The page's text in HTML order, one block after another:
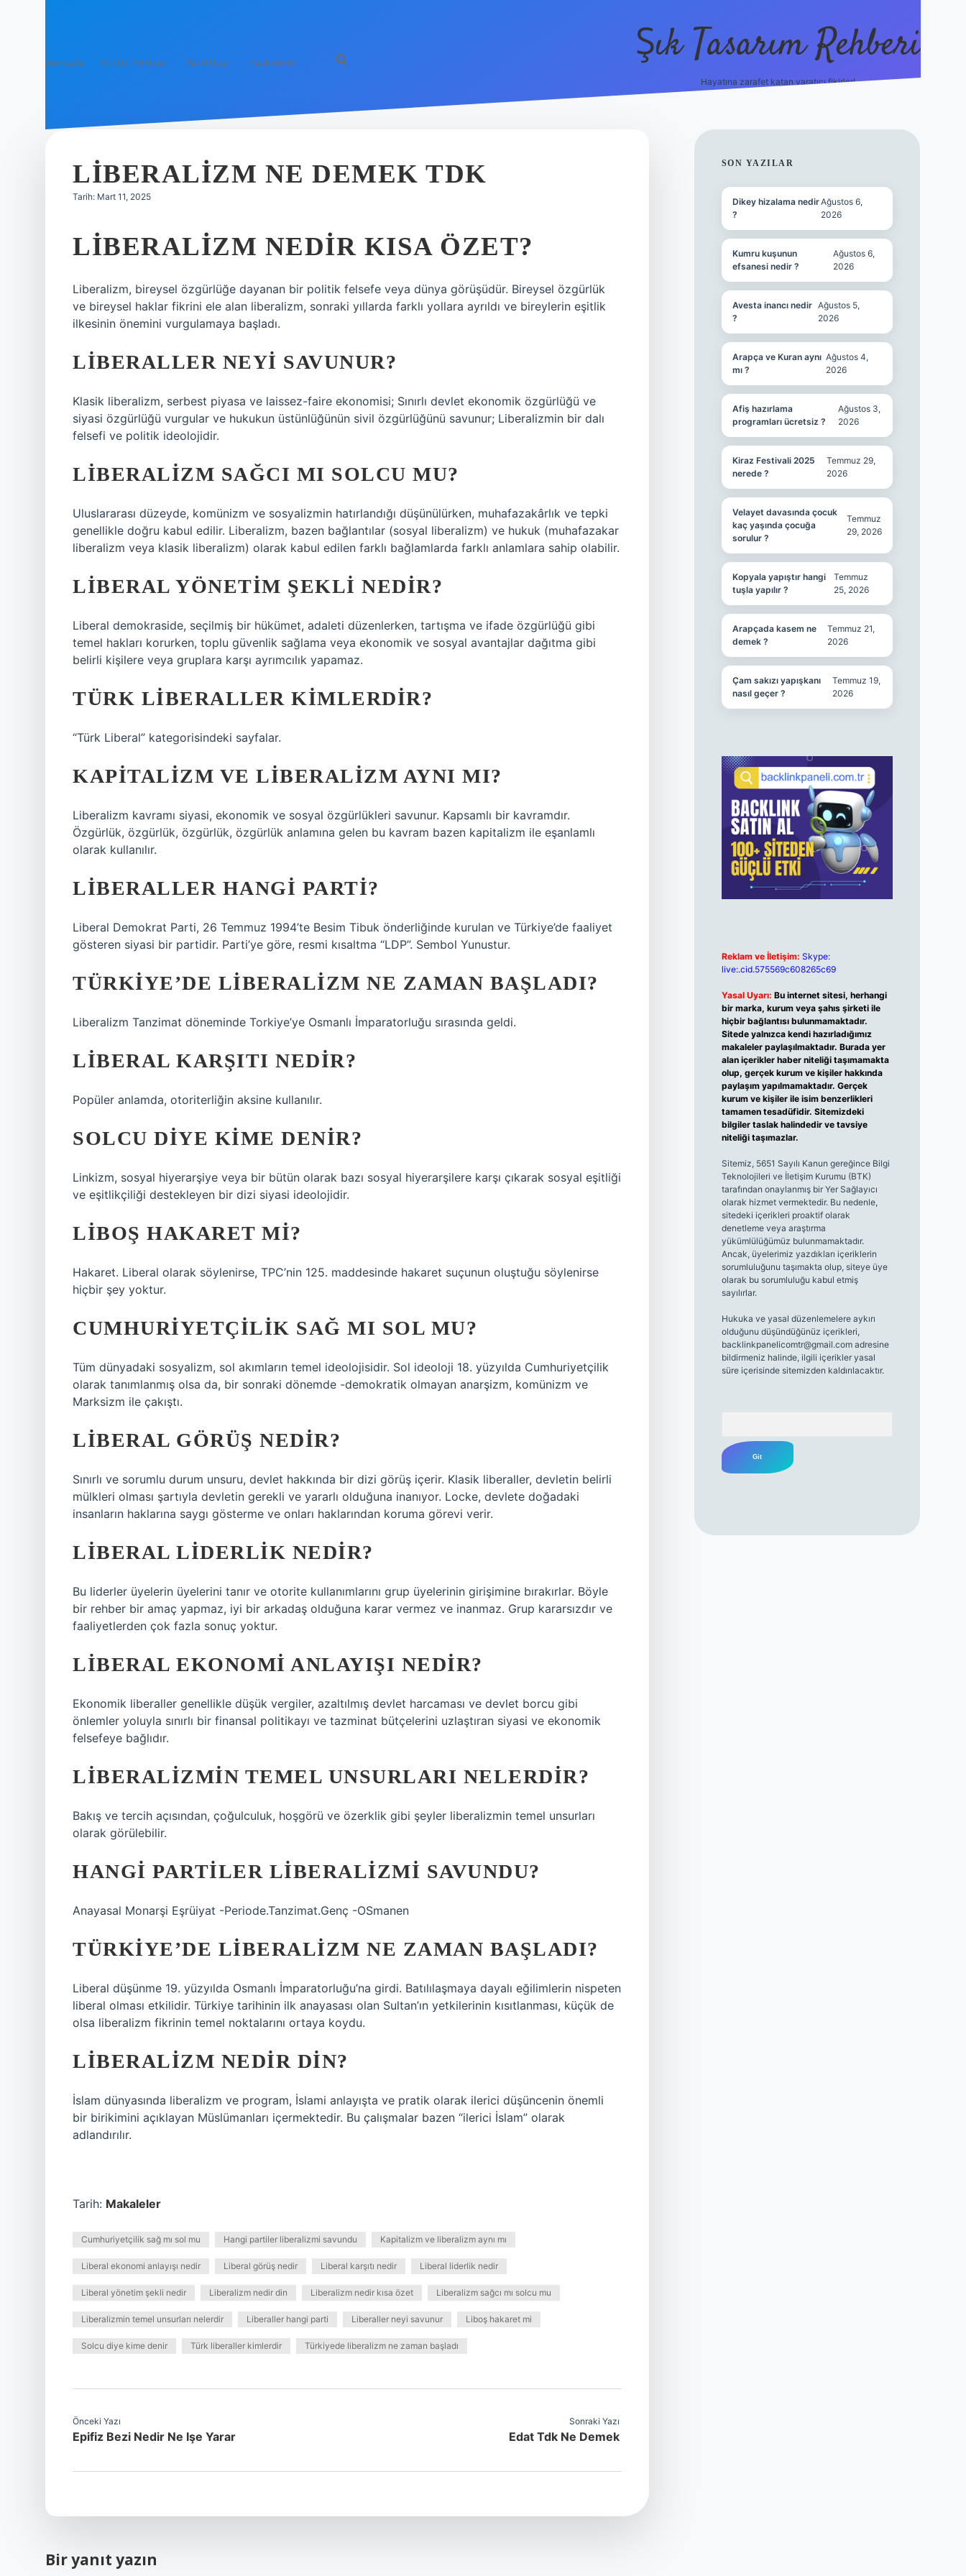
Anasayfa Gizlilik Politikası Yasal Uyarı Hakkımızda Şık Tasarım Rehberi
Hayatına zarafet katan yaratıcı fikirler!
LIBERALIZM NE DEMEK TDK
Tarih: Mart 11, 2025
LIBERALIZM NEDIR KISA ÖZET?
Liberalizm, bireysel özgürlüğe dayanan bir politik felsefe veya dünya görüşüdür. Bireysel özgürlük
ve bireysel haklar fikrini ele alan liberalizm, sonraki yıllarda farklı yollara ayrıldı ve bireylerin eşitlik
ilkesinin önemini vurgulamaya başladı.
LIBERALLER NEYI SAVUNUR?
Klasik liberalizm, serbest piyasa ve laissez-faire ekonomisi; Sınırlı devlet ekonomik özgürlüğü ve
siyasi özgürlüğü vurgular ve hukukun üstünlüğünün sivil özgürlüğünü savunur; Liberalizmin bir dalı
felsefi ve politik ideolojidir.
LIBERALIZM SAĞCI MI SOLCU MU?
Uluslararası düzeyde, komünizm ve sosyalizmin hatırlandığı düşünülürken, muhafazakârlık ve tepki
genellikle doğru kabul edilir. Liberalizm, bazen bağlantılar (sosyal liberalizm) ve hukuk (muhafazakar
liberalizm veya klasik liberalizm) olarak kabul edilen farklı bağlamlarda farklı anlamlara sahip olabilir.
LIBERAL YÖNETIM ŞEKLI NEDIR?
Liberal demokraside, seçilmiş bir hükümet, adaleti düzenlerken, tartışma ve ifade özgürlüğü gibi
temel hakları korurken, toplu güvenlik sağlama veya ekonomik ve sosyal avantajlar dağıtma gibi
belirli kişilere veya gruplara karşı ayrımcılık yapamaz.
TÜRK LIBERALLER KIMLERDIR?
“Türk Liberal” kategorisindeki sayfalar.
KAPITALIZM VE LIBERALIZM AYNI MI?
Liberalizm kavramı siyasi, ekonomik ve sosyal özgürlükleri savunur. Kapsamlı bir kavramdır.
Özgürlük, özgürlük, özgürlük, özgürlük anlamına gelen bu kavram bazen kapitalizm ile eşanlamlı
olarak kullanılır.
LIBERALLER HANGI PARTI?
Liberal Demokrat Parti, 26 Temmuz 1994’te Besim Tibuk önderliğinde kurulan ve Türkiye’de faaliyet
gösteren siyasi bir partidir. Parti’ye göre, resmi kısaltma “LDP”. Sembol Yunustur.
TÜRKIYE’DE LIBERALIZM NE ZAMAN BAŞLADI?
Liberalizm Tanzimat döneminde Torkiye’ye Osmanlı İmparatorluğu sırasında geldi.
LIBERAL KARŞITI NEDIR?
Popüler anlamda, otoriterliğin aksine kullanılır.
SOLCU DIYE KIME DENIR?
Linkizm, sosyal hiyerarşiye veya bir bütün olarak bazı sosyal hiyerarşilere karşı çıkarak sosyal eşitliği
ve eşitlikçiliği destekleyen bir dizi siyasi ideolojidir.
LIBOŞ HAKARET MI?
Hakaret. Liberal olarak söylenirse, TPC’nin 125. maddesinde hakaret suçunun oluştuğu söylenirse
hiçbir şey yoktur.
CUMHURIYETÇILIK SAĞ MI SOL MU?
Tüm dünyadaki sosyalizm, sol akımların temel ideolojisidir. Sol ideoloji 18. yüzyılda Cumhuriyetçilik
olarak tanımlanmış olsa da, bir sonraki dönemde -demokratik olmayan anarşizm, komünizm ve
Marksizm ile çakıştı.
LIBERAL GÖRÜŞ NEDIR?
Sınırlı ve sorumlu durum unsuru, devlet hakkında bir dizi görüş içerir. Klasik liberaller, devletin belirli
mülkleri olması şartıyla devletin gerekli ve yararlı olduğuna inanıyor. Locke, devlete doğadaki
insanların haklarına saygı gösterme ve onları haklarından koruma görevi verir.
LIBERAL LIDERLIK NEDIR?
Bu liderler üyelerin üyelerini tanır ve otorite kullanımlarını grup üyelerinin girişimine bırakırlar. Böyle
bir rehber bir amaç yapmaz, iyi bir arkadaş olduğuna karar vermez ve inanmaz. Grup kararsızdır ve
faaliyetlerden çok fazla sonuç yoktur.
LIBERAL EKONOMI ANLAYIŞI NEDIR?
Ekonomik liberaller genellikle düşük vergiler, azaltılmış devlet harcaması ve devlet borcu gibi
önlemler yoluyla sınırlı bir finansal politikayı ve tazminat bütçelerini uzlaştıran siyasi ve ekonomik
felsefeye bağlıdır.
LIBERALIZMIN TEMEL UNSURLARI NELERDIR?
Bakış ve tercih açısından, çoğulculuk, hoşgörü ve özerklik gibi şeyler liberalizmin temel unsurları
olarak görülebilir.
HANGI PARTILER LIBERALIZMI SAVUNDU?
Anayasal Monarşi Eşrüiyat -Periode.Tanzimat.Genç -OSmanen
TÜRKIYE’DE LIBERALIZM NE ZAMAN BAŞLADI?
Liberal düşünme 19. yüzyılda Osmanlı İmparatorluğu’na girdi. Batılılaşmaya dayalı eğilimlerin nispeten
liberal olması etkilidir. Türkiye tarihinin ilk anayasası olan Sultan’ın yetkilerinin kısıtlanması, küçük de
olsa liberalizm fikrinin temel noktalarını ortaya koydu.
LIBERALIZM NEDIR DIN?
İslam dünyasında liberalizm ve program, İslami anlayışta ve pratik olarak ilerici düşüncenin önemli
bir birikimini açıklayan Müslümanları içermektedir. Bu çalışmalar bazen “ilerici İslam” olarak
adlandırılır.
Tarih: Makaleler
Cumhuriyetçilik sağ mı sol mu Hangi partiler liberalizmi savundu Kapitalizm ve liberalizm aynı mı
Liberal ekonomi anlayışı nedir Liberal görüş nedir Liberal karşıtı nedir Liberal liderlik nedir
Liberal yönetim şekli nedir Liberalizm nedir din Liberalizm nedir kısa özet Liberalizm sağcı mı solcu mu
Liberalizmin temel unsurları nelerdir Liberaller hangi parti Liberaller neyi savunur Liboş hakaret mi
Solcu diye kime denir Türk liberaller kimlerdir Türkiyede liberalizm ne zaman başladı
Önceki Yazı
Epifiz Bezi Nedir Ne Işe Yarar
Sonraki Yazı
Edat Tdk Ne Demek
Bir yanıt yazın
SIDEBAR
SON YAZILAR
Dikey hizalama nedir
?
Ağustos 6,
2026
Kumru kuşunun
efsanesi nedir ?
Ağustos 6,
2026
Avesta inancı nedir
?
Ağustos 5,
2026
Arapça ve Kuran aynı
mı ?
Ağustos 4,
2026
Afiş hazırlama
programları ücretsiz ?
Ağustos 3,
2026
Kiraz Festivali 2025
nerede ?
Temmuz 29,
2026
Velayet davasında çocuk
kaç yaşında çocuğa
sorulur ?
Temmuz
29, 2026
Kopyala yapıştır hangi
tuşla yapılır ?
Temmuz
25, 2026
Arapçada kasem ne
demek ?
Temmuz 21,
2026
Çam sakızı yapışkanı
nasıl geçer ?
Temmuz 19,
2026
Reklam ve İletişim: Skype:
live:.cid.575569c608265c69
Yasal Uyarı: Bu internet sitesi, herhangi
bir marka, kurum veya şahıs şirketi ile
hiçbir bağlantısı bulunmamaktadır.
Sitede yalnızca kendi hazırladığımız
makaleler paylaşılmaktadır. Burada yer
alan içerikler haber niteliği taşımamakta
olup, gerçek kurum ve kişiler hakkında
paylaşım yapılmamaktadır. Gerçek
kurum ve kişiler ile isim benzerlikleri
tamamen tesadüfidir. Sitemizdeki
bilgiler taslak halindedir ve tavsiye
niteliği taşımazlar.
Sitemiz, 5651 Sayılı Kanun gereğince Bilgi
Teknolojileri ve İletişim Kurumu (BTK)
tarafından onaylanmış bir Yer Sağlayıcı
olarak hizmet vermektedir. Bu nedenle,
sitedeki içerikleri proaktif olarak
denetleme veya araştırma
yükümlülüğümüz bulunmamaktadır.
Ancak, üyelerimiz yazdıkları içeriklerin
sorumluluğunu taşımakta olup, siteye üye
olarak bu sorumluluğu kabul etmiş
sayılırlar.
Hukuka ve yasal düzenlemelere aykırı
olduğunu düşündüğünüz içerikleri,
backlinkpanelicomtr@gmail.comadresine
bildirmeniz halinde, ilgili içerikler yasal
süre içerisinde sitemizden kaldırılacaktır.
vdcasino